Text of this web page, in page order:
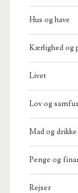
Hus og have
Kærlighed og
Livet
Lov og
Mad og drikke
Penge og
Rejser